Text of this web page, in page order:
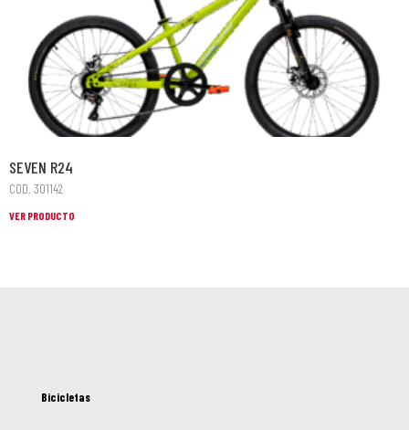
SEVEN R24
COD. 301142
VER PRODUCTO
Bicicletas